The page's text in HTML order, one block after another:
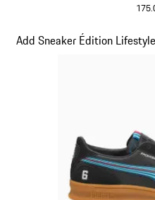
Add Sneaker Édition
Diapositive 15 sur 20